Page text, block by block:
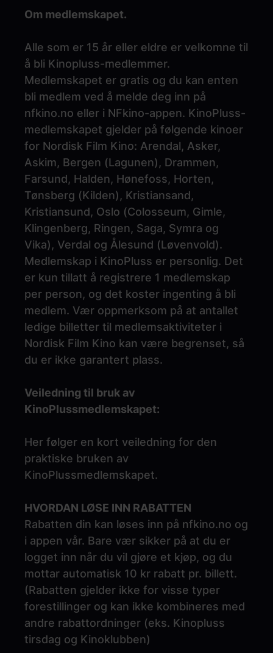
Om medlemskapet.
Alle som er 15 år eller eldre er velkomne til
å bli Kinopluss-medlemmer.
Medlemskapet er gratis og du kan enten
bli medlem ved å melde deg inn på
nfkino.no eller i NFkino-appen. KinoPluss-
medlemskapet gjelder på følgende kinoer
for Nordisk Film Kino: Arendal, Asker,
Askim, Bergen (Lagunen), Drammen,
Farsund, Halden, Hønefoss, Horten,
Tønsberg (Kilden), Kristiansand,
Kristiansund, Oslo (Colosseum, Gimle,
Klingenberg, Ringen, Saga, Symra og
Vika), Verdal og Ålesund (Løvenvold).
Medlemskap i KinoPluss er personlig. Det
er kun tillatt å registrere 1 medlemskap
per person, og det koster ingenting å bli
medlem. Vær oppmerksom på at antallet
ledige billetter til medlemsaktiviteter i
Nordisk Film Kino kan være begrenset, så
du er ikke garantert plass.
Veiledning til bruk av
KinoPlussmedlemskapet:
Her følger en kort veiledning for den
praktiske bruken av
KinoPlussmedlemskapet.
HVORDAN LØSE INN RABATTEN
Rabatten din kan løses inn på nfkino.no og
i appen vår. Bare vær sikker på at du er
logget inn når du vil gjøre et kjøp, og du
mottar automatisk 10 kr rabatt pr. billett.
(Rabatten gjelder ikke for visse typer
forestillinger og kan ikke kombineres med
andre rabattordninger (eks. Kinopluss
tirsdag og Kinoklubben)